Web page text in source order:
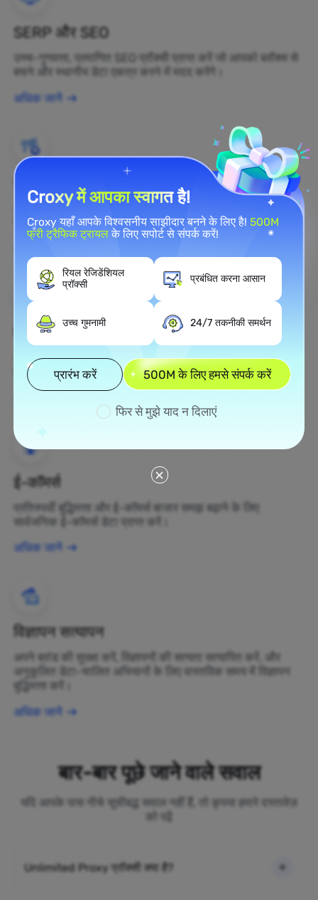
SERP और SEO
उच्च-गुणवत्ता, प्रमाणित SEO प्रॉक्सी प्राप्त करें जो आपको ब्लॉक्स से
बचने और स्थानीय डेटा एकत्र करने में मदद करेंगे।
अधिक जानें
आप रेजिडेंशियल प्रॉक्सी का उपयोग करके अपनी ब्रांड की सार्वजनिक
राय को वास्तविक समय में वेब पर निगरानी कर सकते हैं।
वेब स्क्रैपिंग
अज्ञात डेटा संपत्तियों को एकत्र करें और उन्हें लाभकारी व्यापार निर्णयों में
बदलें।
ई-कॉमर्स
प्रतिस्पर्धी बुद्धिमत्ता और ई-कॉमर्स बाजार समझ बढ़ाने के लिए
सार्वजनिक ई-कॉमर्स डेटा प्राप्त करें।
अधिक जानें
विज्ञापन सत्यापन
अपने ब्रांड की सुरक्षा करें, विज्ञापनों की सत्यता सत्यापित करें, और
अनुकूलित डेटा-चालित अभियानों के लिए वास्तविक समय में विज्ञापन
बुद्धिमत्ता करें।
अधिक जानें
बार-बार पूछे जाने वाले सवाल
यदि आपके पास नीचे सूचीबद्ध सवाल नहीं हैं, तो कृपया हमारे दस्तावेज़
को पढ़ें
Unlimited Proxy प्रॉक्सी क्या है?
Croxy में आपका स्वागत है!
Croxy यहाँ आपके विश्वसनीय साझीदार बनने के लिए है!500M
फ्री ट्रैफिक ट्रायल के लिए सपोर्ट से संपर्क करें!
रियल रेजिडेंशियल
प्रॉक्सी
प्रबंधित करना आसान
उच्च गुमनामी 24/7 तकनीकी समर्थन
प्रारंभ करें 500M के लिए हमसे संपर्क करें
फिर से मुझे याद न दिलाएं